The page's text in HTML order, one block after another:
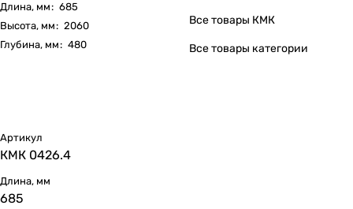
Длина, мм: 685
Высота, мм: 2060
Глубина, мм: 480
Все товары КМК
Все товары категории
Артикул
КМК 0426.4
Длина, мм
685